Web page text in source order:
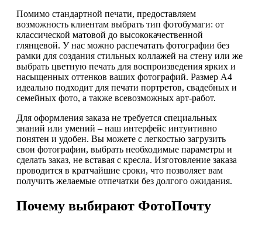
Помимо стандартной печати, предоставляем
возможность клиентам выбрать тип фотобумаги: от
классической матовой до высококачественной
глянцевой. У нас можно распечатать фотографии без
рамки для создания стильных коллажей на стену или же
выбрать цветную печать для воспроизведения ярких и
насыщенных оттенков ваших фотографий. Размер А4
идеально подходит для печати портретов, свадебных и
семейных фото, а также всевозможных арт-работ.
Для оформления заказа не требуется специальных
знаний или умений – наш интерфейс интуитивно
понятен и удобен. Вы можете с легкостью загрузить
свои фотографии, выбрать необходимые параметры и
сделать заказ, не вставая с кресла. Изготовление заказа
проводится в кратчайшие сроки, что позволяет вам
получить желаемые отпечатки без долгого ожидания.
Почему выбирают ФотоПочту